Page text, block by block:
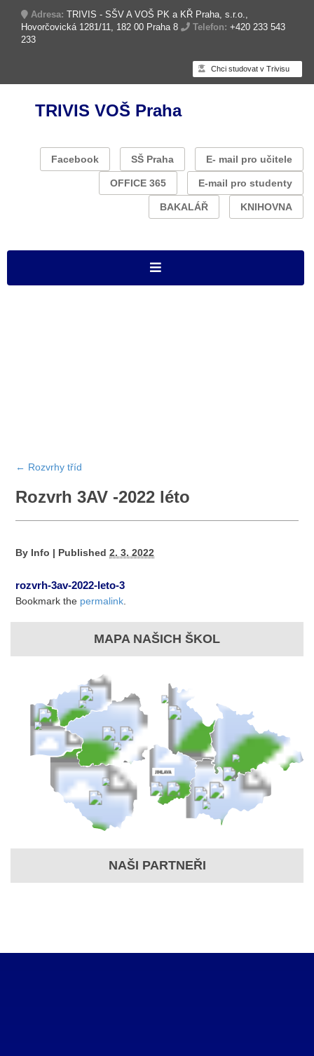
Adresa: TRIVIS - SŠV A VOŠ PK a KŘ Praha, s.r.o.,
Hovorčovická 1281/11, 182 00 Praha 8
Telefon: +420 233 543
233
Chci studovat v Trivisu
TRIVIS VOŠ Praha
Facebook SŠ Praha E- mail pro učitele
OFFICE 365 E-mail pro studenty
BAKALÁŘ KNIHOVNA
← Rozvrhy tříd
Rozvrh 3AV -2022 léto
By Info | Published 2. 3. 2022
rozvrh-3av-2022-leto-3
Bookmark the permalink
MAPA NAŠICH ŠKOL
NAŠI PARTNEŘI